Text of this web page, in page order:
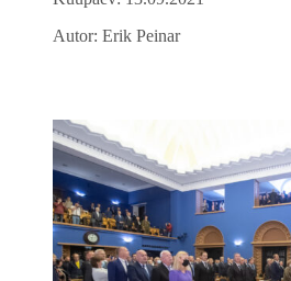
Autor: Erik Peinar